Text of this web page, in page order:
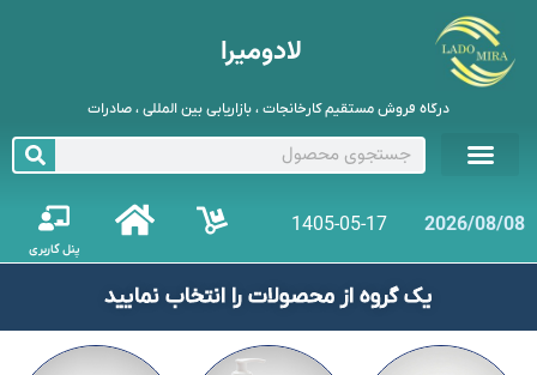
لادومیرا
درگاه فروش مستقیم کارخانجات ، بازاریابی بین المللی ، صادرات
2026/08/08
1405-05-17
پنل کاربری
یک گروه از محصولات را انتخاب نمایید